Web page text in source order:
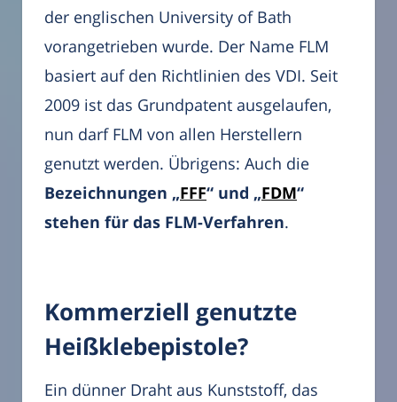
der englischen University of Bath
vorangetrieben wurde. Der Name FLM
basiert auf den Richtlinien des VDI. Seit
2009 ist das Grundpatent ausgelaufen,
nun darf FLM von allen Herstellern
genutzt werden. Übrigens: Auch die
Bezeichnungen „FFF“ und „FDM“
stehen für das FLM-Verfahren.
Kommerziell genutzte
Heißklebepistole?
Ein dünner Draht aus Kunststoff, das